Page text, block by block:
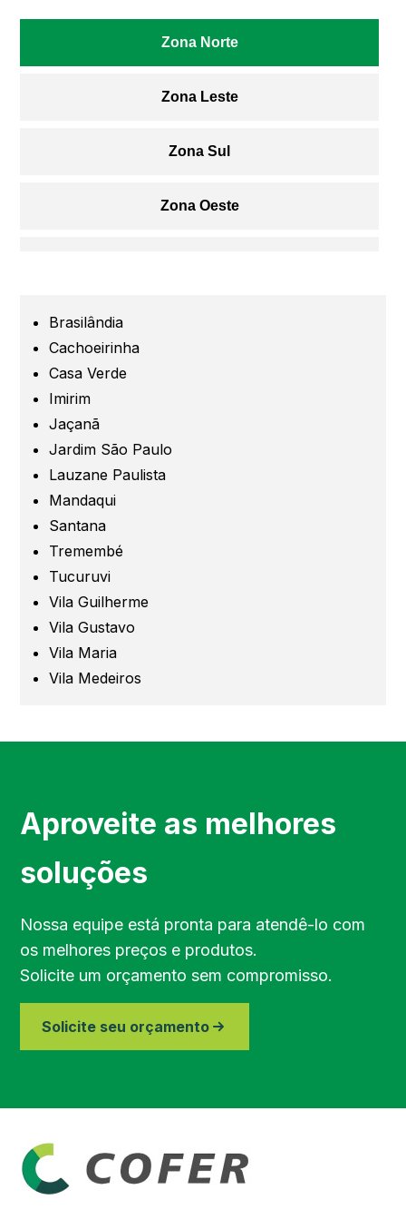
Zona Norte
Zona Leste
Zona Sul
Zona Oeste
São Caetano
Região do Vale do Paraíba
Região de Piracicaba
Brasilândia
Cachoeirinha
Casa Verde
Imirim
Jaçanã
Jardim São Paulo
Lauzane Paulista
Mandaqui
Santana
Tremembé
Tucuruvi
Vila Guilherme
Vila Gustavo
Vila Maria
Vila Medeiros
Aproveite as melhores
soluções
Nossa equipe está pronta para atendê-lo com
os melhores preços e produtos.
Solicite um orçamento sem compromisso.
Solicite seu orçamento